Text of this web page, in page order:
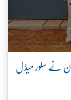
نے سلور میڈل